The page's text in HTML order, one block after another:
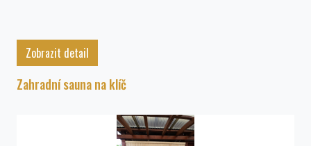
Zobrazit detail
Zahradní sauna na klíč